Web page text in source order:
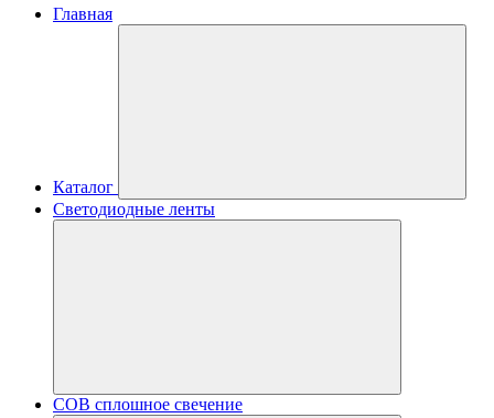
Главная
Каталог
Светодиодные ленты
COB сплошное свечение